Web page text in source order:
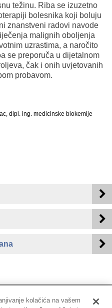
težinu. Riba se izuzetno
bolesnika koji boluju
znanstveni radovi navode
malignih oboljenja
uzrastima, a naročito
se preporuča u dijetalnom
čak i onih uvjetovanih
probavom.
dipl. ing. medicinske biokemije
kolačića na vašem